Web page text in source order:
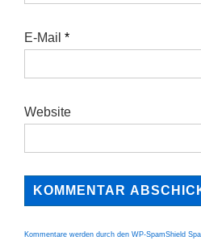
E-Mail *
Website
Kommentare werden durch den WP-SpamShield